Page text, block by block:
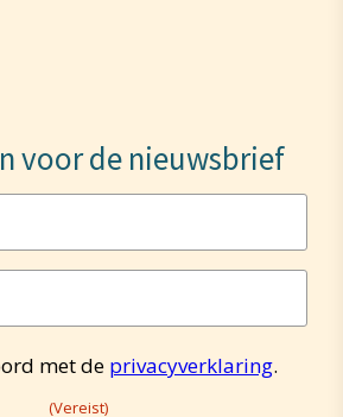
voor de nieuwsbrief
mailadres
(Vereist)
Toestemming
(Vereist)
met de privacyverklaring.
(Vereist)